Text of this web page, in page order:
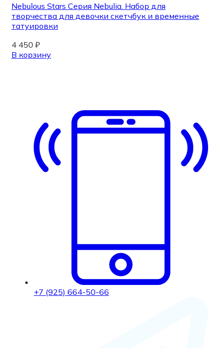
Nebulous Stars Серия Nebulia. Набор для
творчества для девочки скетчбук и временные
татуировки
4 450 ₽
В корзину
+7 (925) 664-50-66